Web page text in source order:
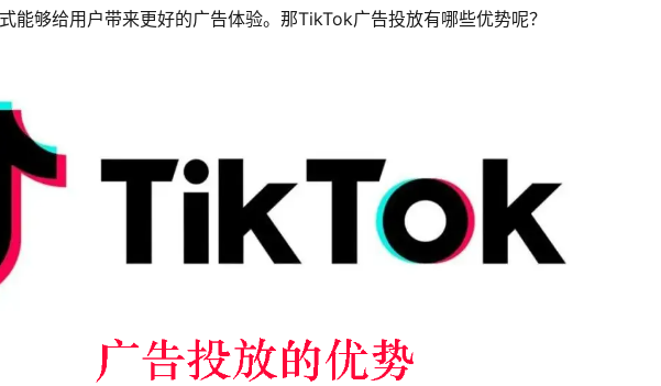
能够给用户带来更好的广告体验。那TikTok广告投放有哪些优势呢？